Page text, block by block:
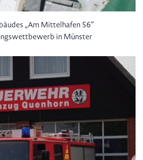
„Am Mittelhafen 56“
in Münster